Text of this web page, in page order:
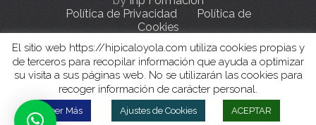
Política de Privacidad
Política de
Cookies
El sitio web https://hipicaloyola.com utiliza cookies propias y
de terceros para recopilar información que ayuda a optimizar
su visita a sus páginas web. No se utilizarán las cookies para
recoger información de carácter personal.
Leer Más Ajustes de Cookies ACEPTAR